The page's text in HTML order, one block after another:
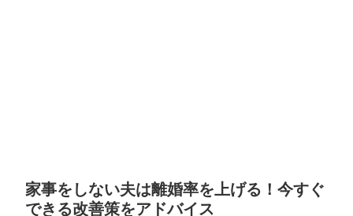
家事をしない夫は離婚率を上げる！今すぐ
できる改善策をアドバイス